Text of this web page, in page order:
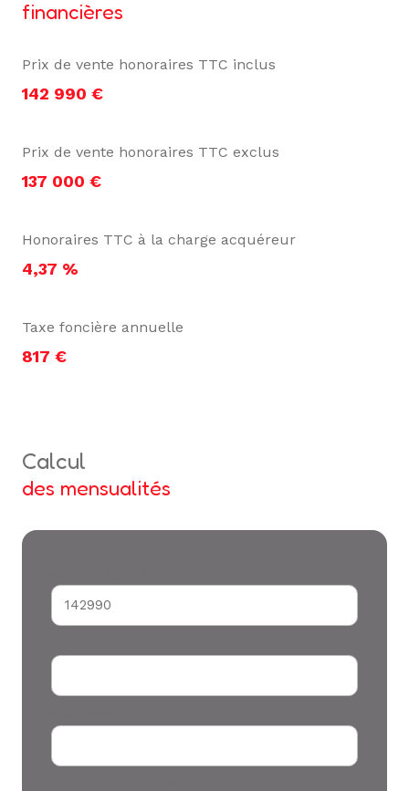
financières
Prix de vente honoraires TTC inclus
142 990 €
Prix de vente honoraires TTC exclus
137 000 €
Honoraires TTC à la charge acquéreur
4,37 %
Taxe foncière annuelle
817 €
calcul
des mensualités